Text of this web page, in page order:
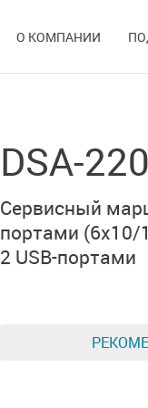
О КОМПАНИИ
DSA-
Сервисный
портами (6x10/
2 USB-портами